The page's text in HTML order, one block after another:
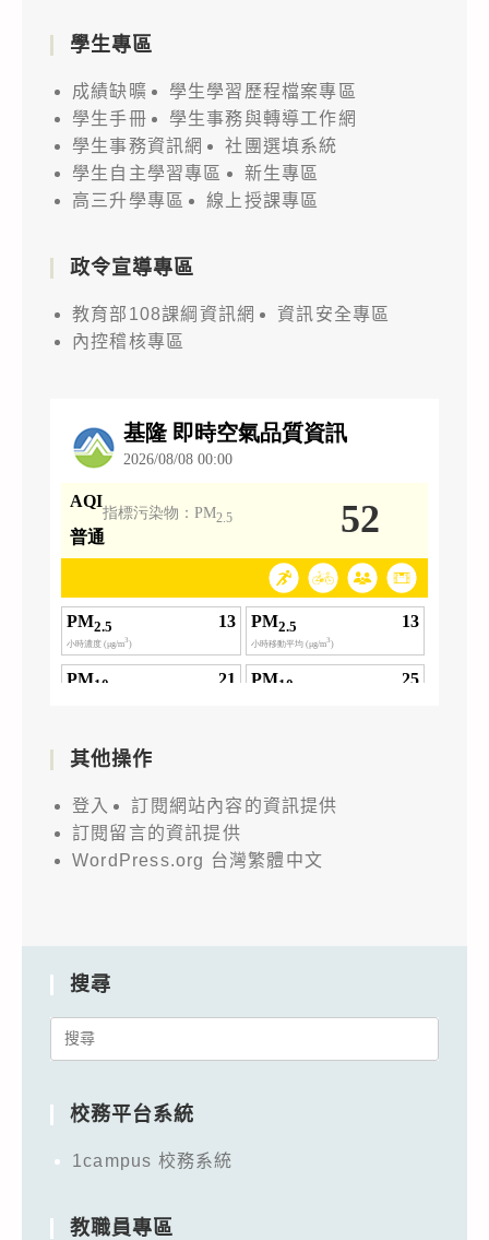
學生專區
成績缺曠
學生學習歷程檔案專區
學生手冊
學生事務與轉導工作網
學生事務資訊網
社團選填系統
學生自主學習專區
新生專區
高三升學專區
線上授課專區
政令宣導專區
教育部108課綱資訊網
資訊安全專區
內控稽核專區
其他操作
登入
訂閱網站內容的資訊提供
訂閱留言的資訊提供
WordPress.org 台灣繁體中文
搜尋
Search
校務平台系統
1campus 校務系統
教職員專區